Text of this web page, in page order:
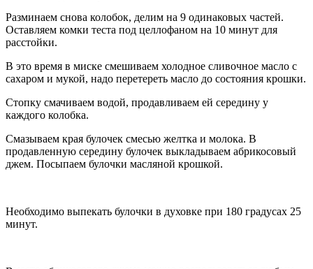
Разминаем снова колобок, делим на 9 одинаковых частей.
Оставляем комки теста под целлофаном на 10 минут для
расстойки.
В это время в миске смешиваем холодное сливочное масло с
сахаром и мукой, надо перетереть масло до состояния крошки.
Стопку смачиваем водой, продавливаем ей середину у
каждого колобка.
Смазываем края булочек смесью желтка и молока. В
продавленную середину булочек выкладываем абрикосовый
джем. Посыпаем булочки масляной крошкой.
Необходимо выпекать булочки в духовке при 180 градусах 25
минут.